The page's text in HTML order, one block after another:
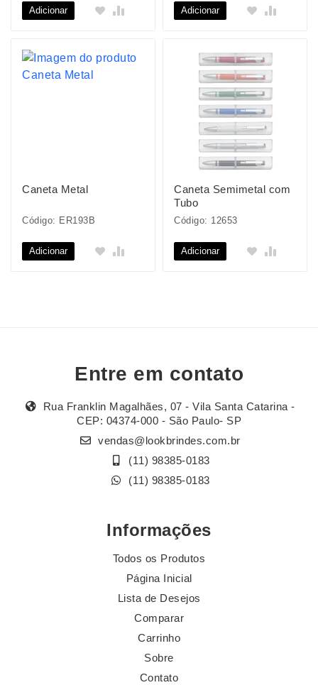
Adicionar Adicionar
Caneta Metal
Código: ER193B
Adicionar
Caneta Semimetal com
Tubo
Código: 12653
Adicionar
Entre em contato
Rua Franklin Magalhães, 07 - Vila Santa Catarina -
CEP: 04374-000 - São Paulo- SP
vendas@lookbrindes.com.br
(11) 98385-0183
(11) 98385-0183
Informações
Todos os Produtos
Página Inicial
Lista de Desejos
Comparar
Carrinho
Sobre
Contato